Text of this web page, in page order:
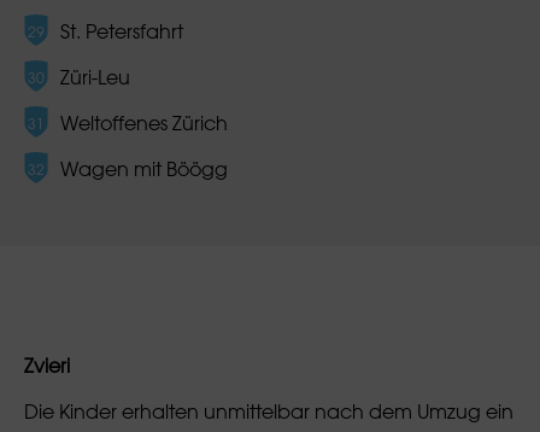
St. Petersfahrt
Züri-Leu
Weltoffenes Zürich
Wagen mit Böögg
Zvieri
Die Kinder erhalten unmittelbar nach dem Umzug ein